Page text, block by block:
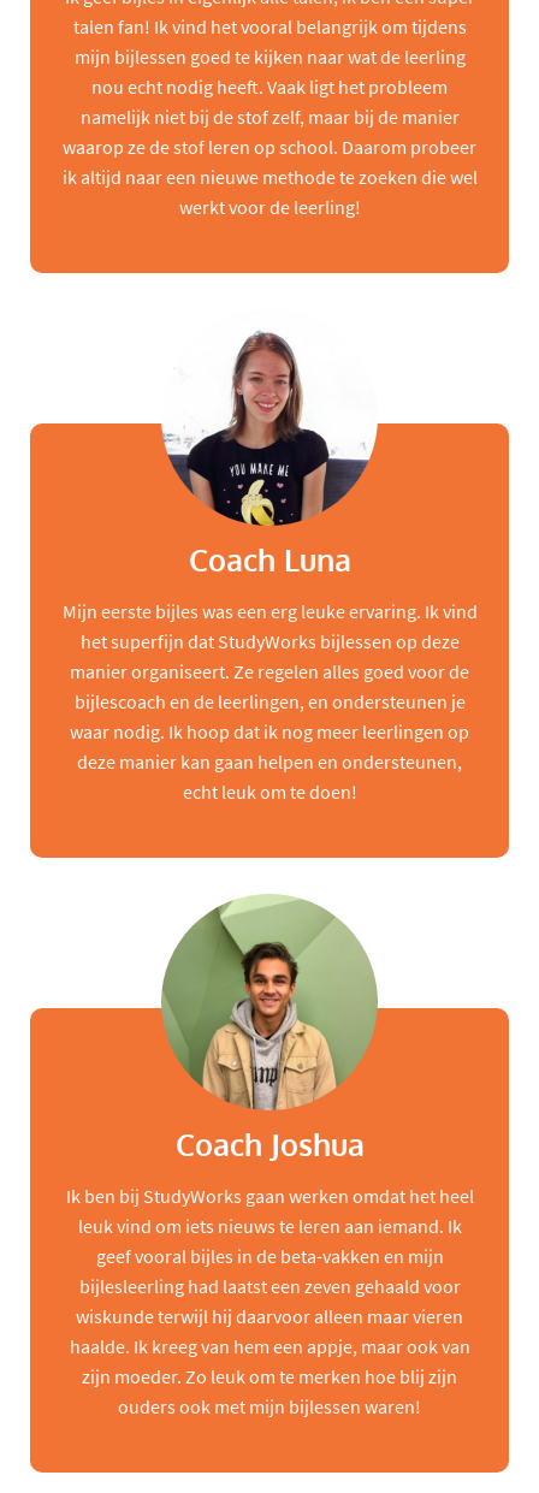
talen fan! Ik vind het vooral belangrijk om tijdens
mijn bijlessen goed te kijken naar wat de leerling
nou echt nodig heeft. Vaak ligt het probleem
namelijk niet bij de stof zelf, maar bij de manier
waarop ze de stof leren op school. Daarom probeer
ik altijd naar een nieuwe methode te zoeken die wel
werkt voor de leerling!
Coach Luna
Mijn eerste bijles was een erg leuke ervaring. Ik vind
het superfijn dat StudyWorks bijlessen op deze
manier organiseert. Ze regelen alles goed voor de
bijlescoach en de leerlingen, en ondersteunen je
waar nodig. Ik hoop dat ik nog meer leerlingen op
deze manier kan gaan helpen en ondersteunen,
echt leuk om te doen!
Coach Joshua
Ik ben bij StudyWorks gaan werken omdat het heel
leuk vind om iets nieuws te leren aan iemand. Ik
geef vooral bijles in de beta-vakken en mijn
bijlesleerling had laatst een zeven gehaald voor
wiskunde terwijl hij daarvoor alleen maar vieren
haalde. Ik kreeg van hem een appje, maar ook van
zijn moeder. Zo leuk om te merken hoe blij zijn
ouders ook met mijn bijlessen waren!